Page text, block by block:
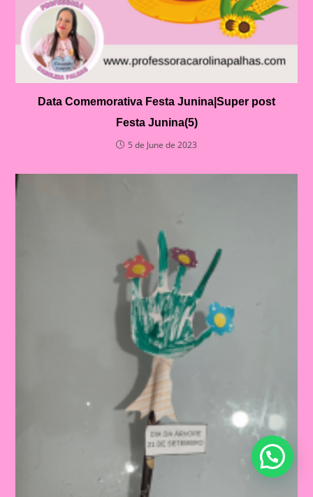
Data Comemorativa Festa Junina|Super post
Festa Junina(5)
5 de June de 2023